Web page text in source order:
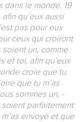
dans le monde. 19
qu’eux aussi
pas pour eux
ceux qui croiront
soient un, comme
et toi, afin qu’eux
croie que tu
que tu m’as
sommes un, -
soient parfaitement
envoyé et que